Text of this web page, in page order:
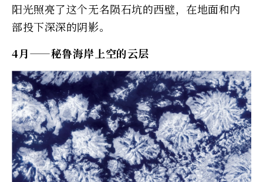
阳光照亮了这个无名陨石坑的西壁，在地面和内
部投下深深的阴影。
4月——秘鲁海岸上空的云层